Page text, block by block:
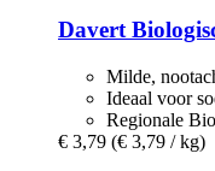
Davert
Milde,
Ideaal voor
Regionale
€ 3,79 (€ 3,79 / kg)